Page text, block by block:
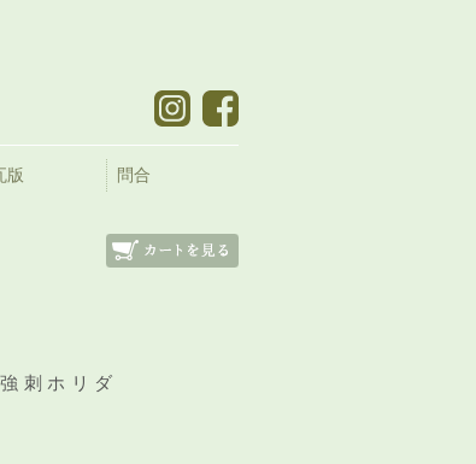
版 問合
刺ホリダ